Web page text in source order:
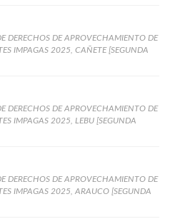
DERECHOS DE APROVECHAMIENTO DE
IMPAGAS 2025, CAÑETE [SEGUNDA
DERECHOS DE APROVECHAMIENTO DE
IMPAGAS 2025, LEBU [SEGUNDA
DERECHOS DE APROVECHAMIENTO DE
IMPAGAS 2025, ARAUCO [SEGUNDA